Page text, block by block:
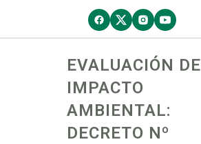
EVALUACIÓN DE
IMPACTO
AMBIENTAL:
DECRETO Nº